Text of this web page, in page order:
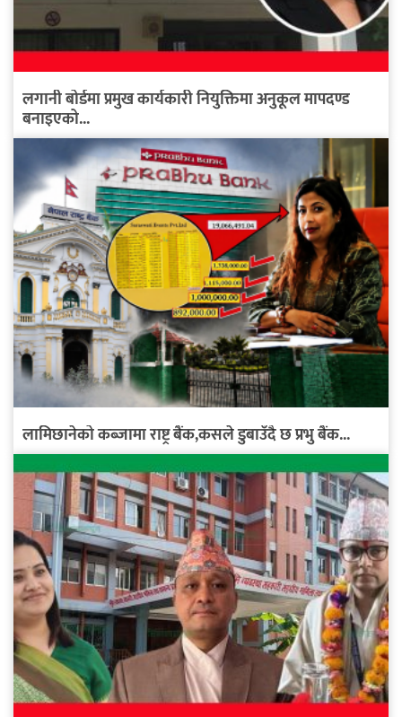
लगानी बोर्डमा प्रमुख कार्यकारी नियुक्तिमा अनुकूल मापदण्ड
बनाइएको...
लामिछानेको कब्जामा राष्ट्र बैंक,कसले डुबाउँदै छ प्रभु बैंक...